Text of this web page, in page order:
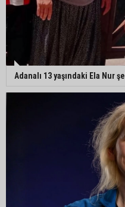
Adanalı 13 yaşındaki Ela Nur